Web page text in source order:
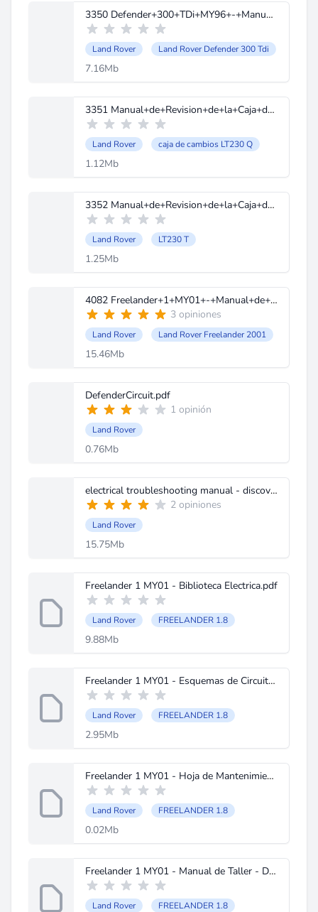
3350 Defender+300+TDi+MY96+-+Manual+de+Reparaciones.pdf
Land Rover Land Rover Defender 300 Tdi
7.16Mb
3351 Manual+de+Revision+de+la+Caja+de+Transferencia+LT230Q.pdf
Land Rover caja de cambios LT230 Q
1.12Mb
3352 Manual+de+Revision+de+la+Caja+de+Transferencia+LT230T.pdf
Land Rover LT230 T
1.25Mb
4082 Freelander+1+MY01+-+Manual+de+Taller+-+Descripcion+y+Funcionamiento.pdf
3 opiniones
Land Rover Land Rover Freelander 2001
15.46Mb
DefenderCircuit.pdf
1 opinión
Land Rover
0.76Mb
electrical troubleshooting manual - discovery i.pdf
2 opiniones
Land Rover
15.75Mb
Freelander 1 MY01 - Biblioteca Electrica.pdf
Land Rover FREELANDER 1.8
9.88Mb
Freelander 1 MY01 - Esquemas de Circuitos Electricos.pdf
Land Rover FREELANDER 1.8
2.95Mb
Freelander 1 MY01 - Hoja de Mantenimiento.pdf
Land Rover FREELANDER 1.8
0.02Mb
Freelander 1 MY01 - Manual de Taller - Descripcion y Funcionamiento.pdf
Land Rover FREELANDER 1.8